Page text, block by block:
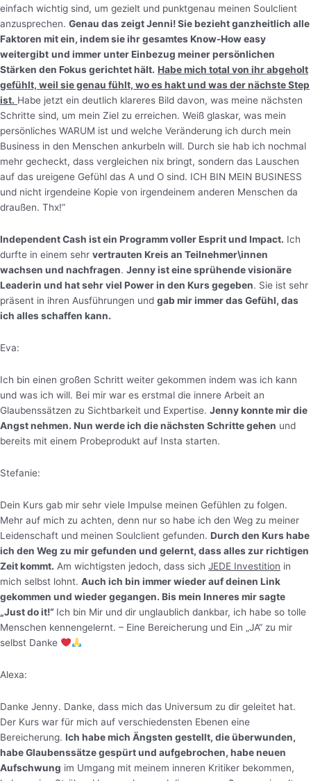
einfach wichtig sind, um gezielt und punktgenau meinen Soulclient
anzusprechen. Genau das zeigt Jenni! Sie bezieht ganzheitlich alle
Faktoren mit ein, indem sie ihr gesamtes Know-How easy
weitergibt und immer unter Einbezug meiner persönlichen
Stärken den Fokus gerichtet hält. Habe mich total von ihr abgeholt
gefühlt, weil sie genau fühlt, wo es hakt und was der nächste Step
ist. Habe jetzt ein deutlich klareres Bild davon, was meine nächsten
Schritte sind, um mein Ziel zu erreichen. Weiß glaskar, was mein
persönliches WARUM ist und welche Veränderung ich durch mein
Business in den Menschen ankurbeln will. Durch sie hab ich nochmal
mehr gecheckt, dass vergleichen nix bringt, sondern das Lauschen
auf das ureigene Gefühl das A und O sind. ICH BIN MEIN BUSINESS
und nicht irgendeine Kopie von irgendeinem anderen Menschen da
draußen. Thx!”
Independent Cash ist ein Programm voller Esprit und Impact. Ich
durfte in einem sehr vertrauten Kreis an Teilnehmer\innen
wachsen und nachfragen. Jenny ist eine sprühende visionäre
Leaderin und hat sehr viel Power in den Kurs gegeben. Sie ist sehr
präsent in ihren Ausführungen und gab mir immer das Gefühl, das
ich alles schaffen kann.
Eva:
Ich bin einen großen Schritt weiter gekommen indem was ich kann
und was ich will. Bei mir war es erstmal die innere Arbeit an
Glaubenssätzen zu Sichtbarkeit und Expertise. Jenny konnte mir die
Angst nehmen. Nun werde ich die nächsten Schritte gehen und
bereits mit einem Probeprodukt auf Insta starten.
Stefanie:
Dein Kurs gab mir sehr viele Impulse meinen Gefühlen zu folgen.
Mehr auf mich zu achten, denn nur so habe ich den Weg zu meiner
Leidenschaft und meinen Soulclient gefunden. Durch den Kurs habe
ich den Weg zu mir gefunden und gelernt, dass alles zur richtigen
Zeit kommt. Am wichtigsten jedoch, dass sich JEDE Investition in
mich selbst lohnt. Auch ich bin immer wieder auf deinen Link
gekommen und wieder gegangen. Bis mein Inneres mir sagte
„Just do it!“ Ich bin Mir und dir unglaublich dankbar, ich habe so tolle
Menschen kennengelernt. – Eine Bereicherung und Ein „JA“ zu mir
selbst Danke
Alexa:
Danke Jenny. Danke, dass mich das Universum zu dir geleitet hat.
Der Kurs war für mich auf verschiedensten Ebenen eine
Bereicherung. Ich habe mich Ängsten gestellt, die überwunden,
habe Glaubenssätze gespürt und aufgebrochen, habe neuen
Aufschwung im Umgang mit meinem inneren Kritiker bekommen,